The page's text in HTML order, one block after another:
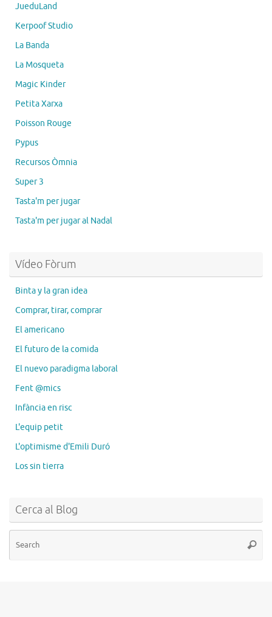
JueduLand
Kerpoof Studio
La Banda
La Mosqueta
Magic Kinder
Petita Xarxa
Poisson Rouge
Pypus
Recursos Òmnia
Super 3
Tasta'm per jugar
Tasta'm per jugar al Nadal
Vídeo Fòrum
Binta y la gran idea
Comprar, tirar, comprar
El americano
El futuro de la comida
El nuevo paradigma laboral
Fent @mics
Infància en risc
L'equip petit
L'optimisme d'Emili Duró
Los sin tierra
Cerca al Blog